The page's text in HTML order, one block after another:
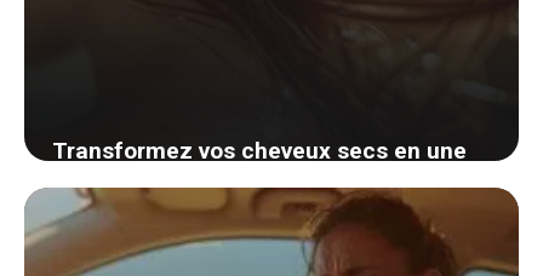
Transformez vos cheveux secs en une
chevelure éclatante avec ces 3 remèdes
maison infaillibles
1 septembre 2024